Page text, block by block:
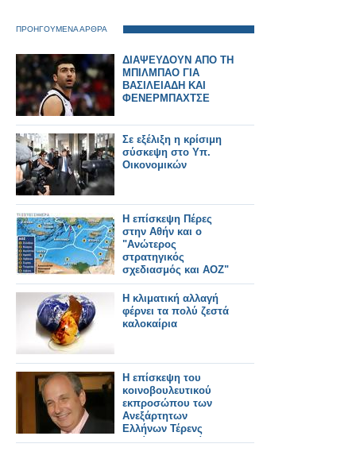
ΠΡΟΗΓΟΥΜΕΝΑ ΑΡΘΡΑ
ΔΙΑΨΕΥΔΟΥΝ ΑΠΟ ΤΗ
ΜΠΙΛΜΠΑΟ ΓΙΑ
ΒΑΣΙΛΕΙΑΔΗ ΚΑΙ
ΦΕΝΕΡΜΠΑΧΤΣΕ
Σε εξέλιξη η κρίσιμη
σύσκεψη στο Υπ.
Οικονομικών
Η επίσκεψη Πέρες
στην Αθήν και ο
"Ανώτερος
στρατηγικός
σχεδιασμός και ΑΟΖ"
Η κλιματική αλλαγή
φέρνει τα πολύ ζεστά
καλοκαίρια
Η επίσκεψη του
κοινοβουλευτικού
εκπροσώπου των
Ανεξάρτητων
Ελλήνων Τέρενς
Κουίκ στη Φωκίδα